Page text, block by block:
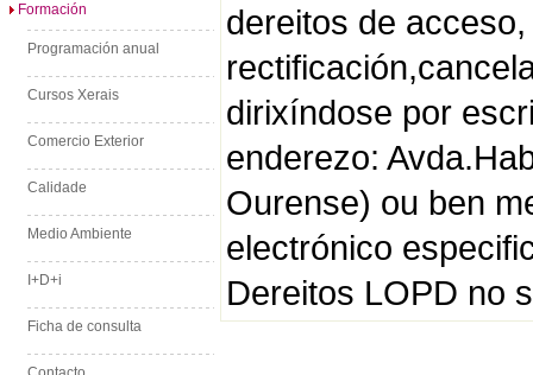
Formación
Programación anual
Cursos Xerais
Comercio Exterior
Calidade
Medio Ambiente
I+D+i
Ficha de consulta
dereitos de acceso,
dirixíndose por
enderezo:
Ourense) ou ben
electrónico
Dereitos LOPD no